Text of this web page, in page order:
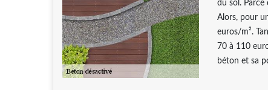
du sol. Parce
Alors, pour
euros/m².
70 à 110
béton et sa